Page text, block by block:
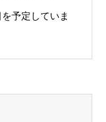
予定していま